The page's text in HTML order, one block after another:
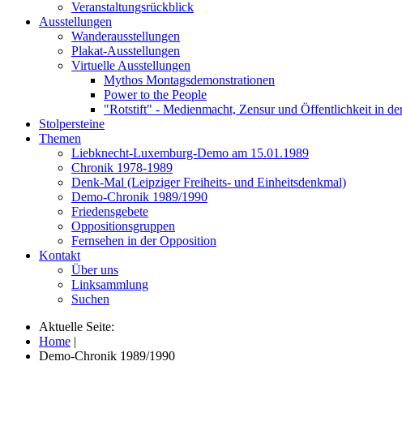
Veranstaltungsrückblick
Ausstellungen
Wanderausstellungen
Plakat-Ausstellungen
Virtuelle Ausstellungen
Mythos Montagsdemonstrationen
Power to the People
"Rotstift" - Medienmacht, Zensur und Öffentlichkeit in
Stolpersteine
Themen
Liebknecht-Luxemburg-Demo am 15.01.1989
Chronik 1978-1989
Denk-Mal (Leipziger Freiheits- und Einheitsdenkmal)
Demo-Chronik 1989/1990
Friedensgebete
Oppositionsgruppen
Fernsehen in der Opposition
Kontakt
Über uns
Linksammlung
Suchen
Aktuelle Seite:
Home |
Demo-Chronik 1989/1990